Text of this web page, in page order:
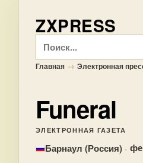
ZXPRESS
Поиск
Главная → Электронная
Funeral
ЭЛЕКТРОННАЯ ГАЗЕТА
Барнаул (Россия) ·